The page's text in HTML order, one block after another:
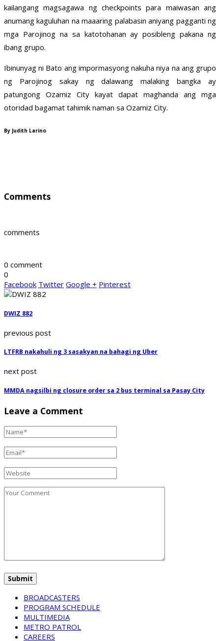
kailangang magsagawa ng checkpoints para maiwasan ang
anumang kaguluhan na maaaring palabasin aniyang pagganti ng
mga Parojinog na sa katotohanan ay posibleng pakana ng
ibang grupo.
Ibinunyag ni Bato ang impormasyong nakuha niya na ang grupo
ng Parojinog sakay ng dalawang malaking bangka ay
patungong Ozamiz City kayat dapat maghanda ang mga
otoridad bagamat tahimik naman sa Ozamiz City.
By Judith Larino
Comments
comments
0 comment
0
Facebook Twitter Google + Pinterest
DWIZ 882
previous post
LTFRB nakahuli ng 3 sasakyan na bahagi ng Uber
next post
MMDA nagsilbi ng closure order sa 2 bus terminal sa Pasay City
Leave a Comment
BROADCASTERS
PROGRAM SCHEDULE
MULTIMEDIA
METRO PATROL
CAREERS